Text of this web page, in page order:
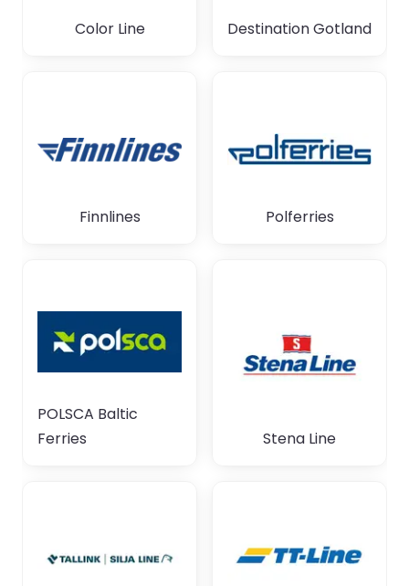
Color Line Destination Gotland
Finnlines Polferries
POLSCA Baltic
Ferries
Stena Line